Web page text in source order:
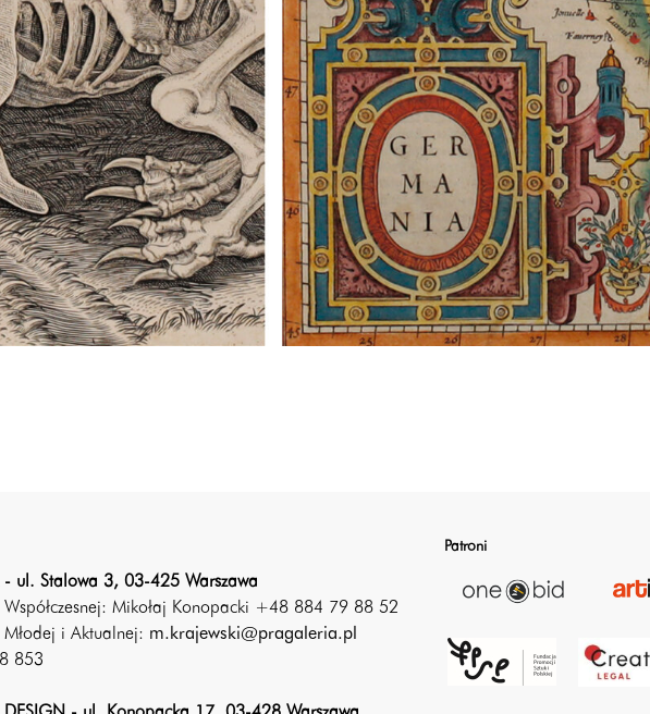
- ul. Stalowa 3, 03-425 Warszawa
Współczesnej: Mikołaj Konopacki +48 884 79 88 52
Młodej i Aktualnej: m.krajewski@pragaleria.pl
853
Patroni